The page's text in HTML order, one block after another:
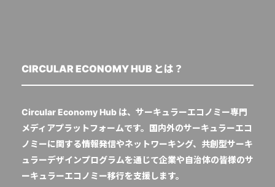
CIRCULAR ECONOMY HUB とは？
Circular Economy Hub は、サーキュラーエコノミー専門
メディアプラットフォームです。国内外のサーキュラーエコ
ノミーに関する情報発信やネットワーキング、共創型サーキ
ュラーデザインプログラムを通じて企業や自治体の皆様のサ
ーキュラーエコノミー移行を支援します。